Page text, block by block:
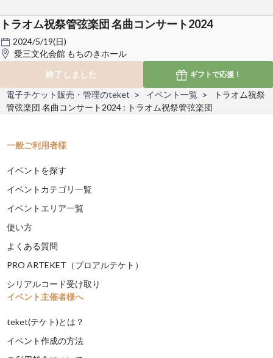
トラオム祝祭管弦楽団 名曲コンサート2024
2024/5/19(日)
愛三文化会館 もちのきホール
終了しました
ギフトで応援！
電子チケット販売・管理のteket イベント一覧
トラオム祝祭
管弦楽団 名曲コンサート2024 : トラオム祝祭管弦楽団
一般ご利用者様
イベントを探す
イベントカテゴリ一覧
イベントエリア一覧
使い方
よくある質問
PRO ARTEKET（プロアルテケト）
シリアルコード受け取り
イベント主催者様へ
teket(テケト)とは？
イベント作成の方法